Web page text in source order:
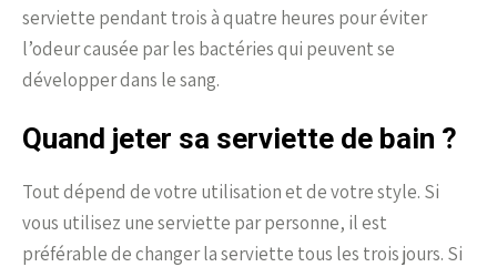
serviette pendant trois à quatre heures pour éviter
l’odeur causée par les bactéries qui peuvent se
développer dans le sang.
Quand jeter sa serviette de bain ?
Tout dépend de votre utilisation et de votre style. Si
vous utilisez une serviette par personne, il est
préférable de changer la serviette tous les trois jours. Si